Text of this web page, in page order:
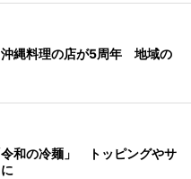
沖縄料理の店が5周年 地域の
和の冷麺」 トッピングやサ